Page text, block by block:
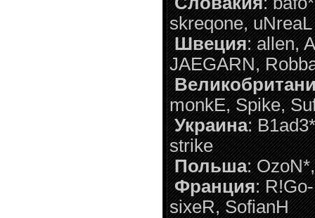
skreqone, uNreaL
Швеция: allen,
JAEGARN,
monkE, Spike,
Украина:
strike
Польша:
Франция:
sixeR, SofianH